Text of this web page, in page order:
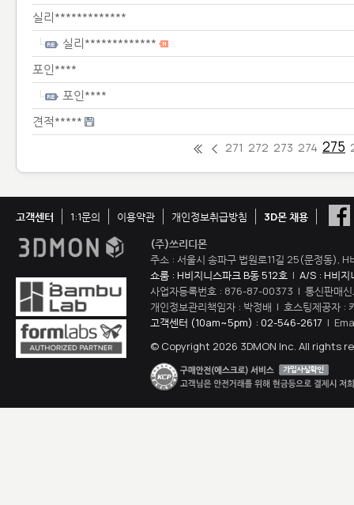
실리*************
실리*************
포인****
포인****
견적*****
271 272 273 274 275
고객센터 1:1문의 이용약관 개인정보취급방침
3D몬 채용
(주)쓰리디몬
주소 : 서울시 송파구 법원로11길 25(문정동),
쇼룸 : H비지니스파크 B동 512호 | A/S : H비지
사업자등록번호 : 876-87-00373 | 통신판매
개인정보관리책임자 : 박정배 | 호스팅제공자 :
고객센터 (10am~5pm) : 02-546-2617 |
© Copyright 2026 3DMON Inc. All rights